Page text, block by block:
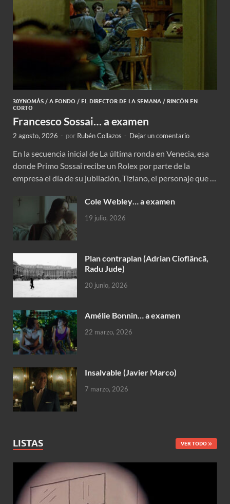
30YNOMÁS / A FONDO / EL DIRECTOR DE LA SEMANA / RINCÓN EN
CORTO
Francesco Sossai… a examen
2 agosto, 2026 - por Rubén Collazos - Dejar un comentario
En la secuencia inicial de La última ronda en Venecia, esa
donde Primo Sossai recibe un Rolex por parte de la
empresa el día de su jubilación, Tiziano, el personaje que …
Cole Webley… a examen
19 julio, 2026
Plan contraplan (Adrian Cioflâncã,
Radu Jude)
20 junio, 2026
Amélie Bonnin… a examen
22 marzo, 2026
Insalvable (Javier Marco)
7 marzo, 2026
LISTAS VER TODO